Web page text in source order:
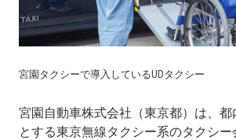
宮園タクシーで導入しているUDタクシー
宮園自動車株式会社（東京都）は、
とする東京無線タクシー系のタクシー